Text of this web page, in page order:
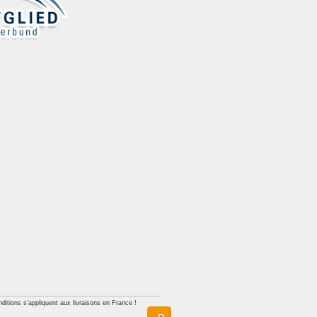
s’appliquent aux livraisons en France !